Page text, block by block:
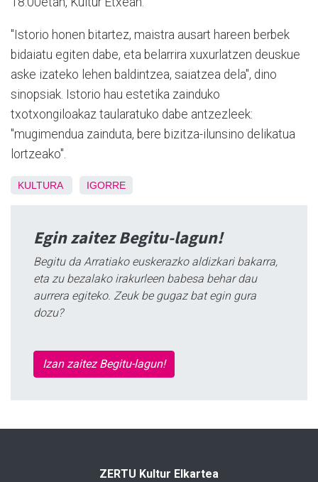
"Istorio honen bitartez, maistra ausart hareen berbek
bidaiatu egiten dabe, eta belarrira xuxurlatzen deuskue
aske izateko lehen baldintzea, saiatzea dela", dino
sinopsiak. Istorio hau estetika zainduko
txotxongiloakaz taularatuko dabe antzezleek:
"mugimendua zainduta, bere bizitza-ilunsino delikatua
lortzeako".
KULTURA IGORRE
Egin zaitez Begitu-lagun!
Begitu da Arratiako euskerazko aldizkari bakarra,
eta zu bezalako irakurleen babesa behar dau
aurrera egiteko. Zeuk be gugaz bat egin gura
dozu?
Izan zaitez Begitu-lagun!
ZERTU Kultur Elkartea